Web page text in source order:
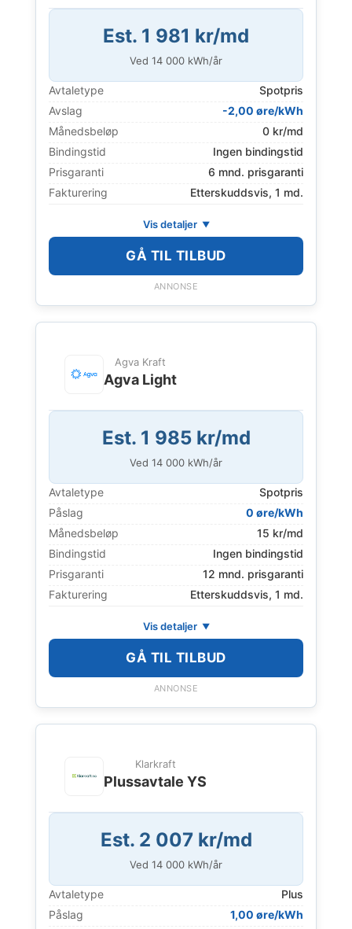
Est. 1 981 kr/md
Ved 14 000 kWh/år
Avtaletype
Spotpris
Avslag
-2,00 øre/kWh
Månedsbeløp
0 kr/md
Bindingstid
Ingen bindingstid
Prisgaranti
6 mnd. prisgaranti
Fakturering
Etterskuddsvis, 1 md.
Vis detaljer
GÅ TIL TILBUD
ANNONSE
Agva Kraft
Agva Light
Est. 1 985 kr/md
Ved 14 000 kWh/år
Avtaletype
Spotpris
Påslag
0 øre/kWh
Månedsbeløp
15 kr/md
Bindingstid
Ingen bindingstid
Prisgaranti
12 mnd. prisgaranti
Fakturering
Etterskuddsvis, 1 md.
Vis detaljer
GÅ TIL TILBUD
ANNONSE
Klarkraft
Plussavtale YS
Est. 2 007 kr/md
Ved 14 000 kWh/år
Avtaletype
Plus
Påslag
1,00 øre/kWh